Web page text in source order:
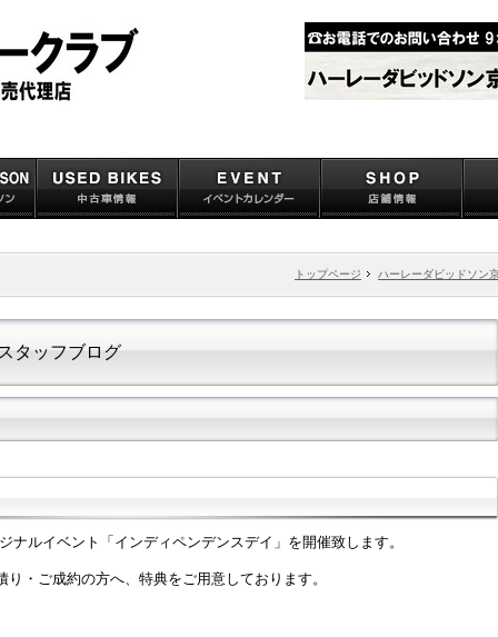
トップページ ハーレーダビッドソン
タッフブログ
ナルイベント「インディペンデンスデイ」を開催致します。
・ご成約の方へ、特典をご用意しております。